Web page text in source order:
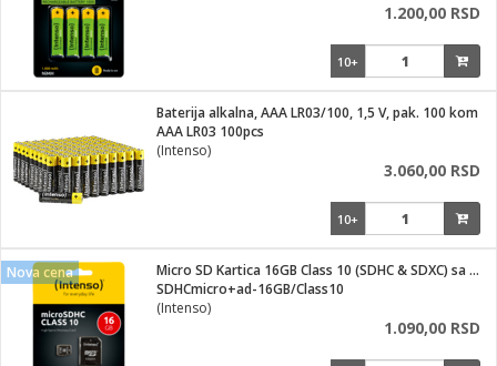
1.200,00 RSD
10+
Baterija alkalna, AAA LR03/100, 1,5 V, pak. 100 kom
AAA LR03 100pcs
(Intenso)
3.060,00 RSD
10+
Nova cena
Micro SD Kartica 16GB Class 10 (SDHC & SDXC) sa adapterom
SDHCmicro+ad-16GB/Class10
(Intenso)
1.090,00 RSD